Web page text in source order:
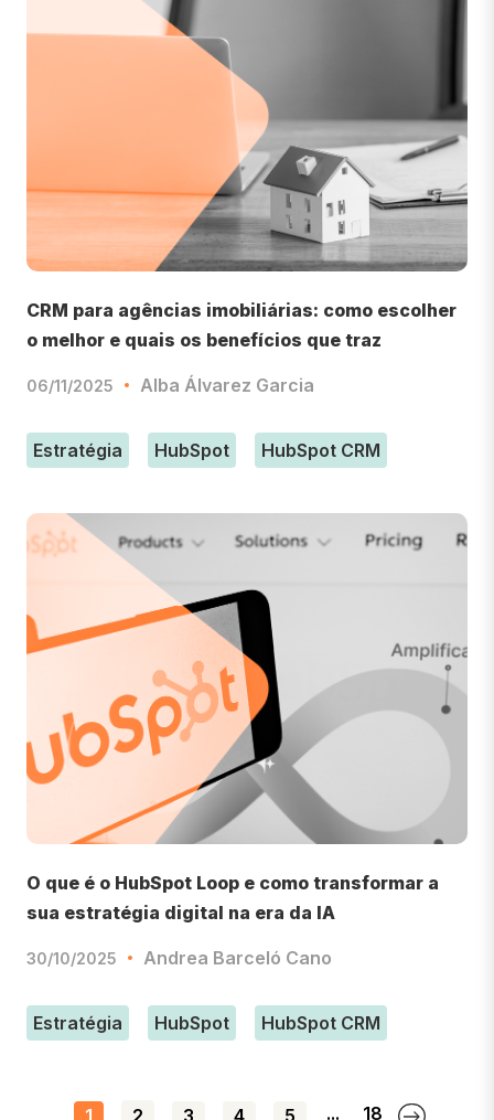
CRM para agências imobiliárias: como escolher
o melhor e quais os benefícios que traz
06/11/2025 Alba Álvarez Garcia
Estratégia HubSpot HubSpot CRM
O que é o HubSpot Loop e como transformar a
sua estratégia digital na era da IA
30/10/2025 Andrea Barceló Cano
Estratégia HubSpot HubSpot CRM
1 2 3 4 5 ... 18